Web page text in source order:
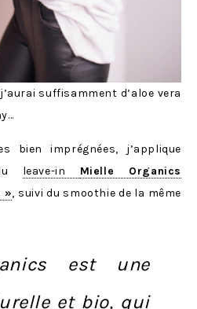
suffisamment d’aloe vera
bien imprégnées, j’applique
leave-in Mielle Organics
», suivi du smoothie de la même
est une
et bio, qui